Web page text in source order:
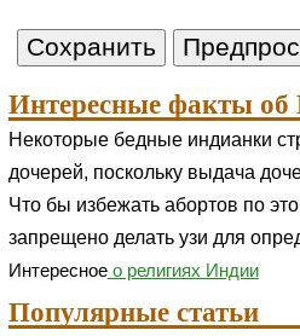
Интересные факты
Некоторые бедные индианки
дочерей, поскольку выдача
Что бы избежать абортов по
запрещено делать узи для
Интересноео религиях Индии
Популярные статьи